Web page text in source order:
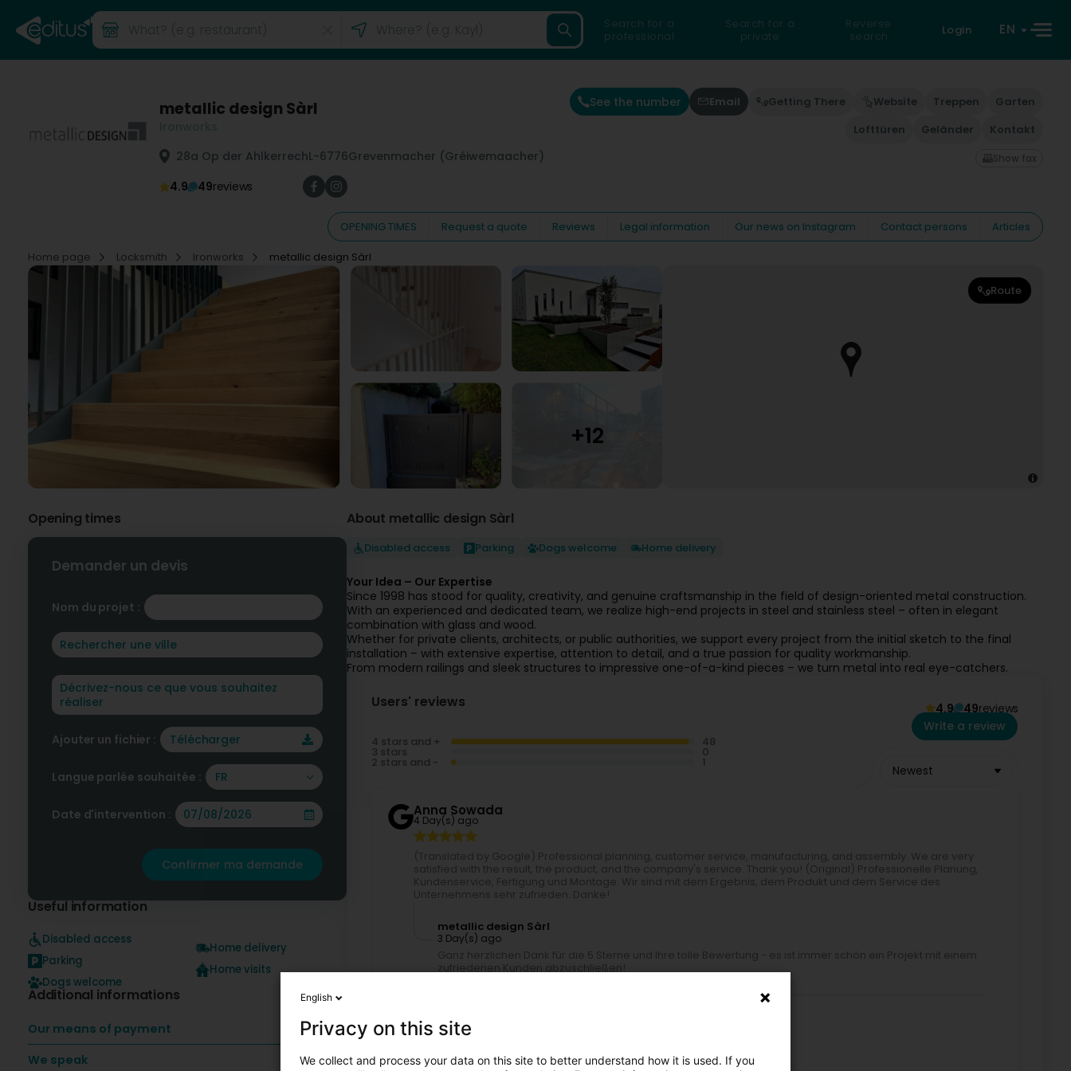
Search for a
professional
Search for a
private
Reverse
search
Login EN
metallic design Sàrl
28a Op der AhlkerrechL-6776Grevenmacher (Gréiwemaacher)
4.9
49reviews
See the number Email Getting There Website Treppen
Garten
Lofttüren
Geländer Kontakt
Show fax
OPENING TIMES Request a quote Reviews Legal information Our news on Instagram Contact persons
Articles
Home page
Locksmith Ironworks metallic design Sàrl
Route
Opening times
Demander un devis
Nom du projet :
Ajouter un fichier : Télécharger
Langue parlée souhaitée : FR
Date d'intervention :
Confirmer ma demande
Useful information
Disabled access
Parking
Dogs welcome
Home delivery
Home visits
Additional informations
Our means of payment
We speak
About metallic design Sàrl
Disabled access Parking Dogs welcome Home delivery
Your Idea – Our Expertise
Since 1998 has stood for quality, creativity, and genuine craftsmanship in the field of design-oriented metal construction.
With an experienced and dedicated team, we realize high-end projects in steel and stainless steel – often in elegant
combination with glass and wood.
Whether for private clients, architects, or public authorities, we support every project from the initial sketch to the final
installation – with extensive expertise, attention to detail, and a true passion for quality workmanship.
From modern railings and sleek structures to impressive one-of-a-kind pieces – we turn metal into real eye-catchers.
Users' reviews 4.9 49reviews
4 stars and +
3 stars
2 stars and -
Write a review
Newest
Anna Sowada
4 Day(s) ago
(Translated by Google) Professional planning, customer service, manufacturing, and assembly. We are very
satisfied with the result, the product, and the company's service. Thank you! (Original) Professionelle Planung,
Kundenservice, Fertigung und Montage. Wir sind mit dem Ergebnis, dem Produkt und dem Service des
Unternehmens sehr zufrieden. Danke!
metallic design Sàrl
3 Day(s) ago
Ganz herzlichen Dank für die 5 Sterne und Ihre tolle Bewertung - es ist immer schön ein Projekt mit einem
zufriedenen Kunden abzuschließen!
English
Privacy on this site
We collect and process your data on this site to better understand how it is used. If you